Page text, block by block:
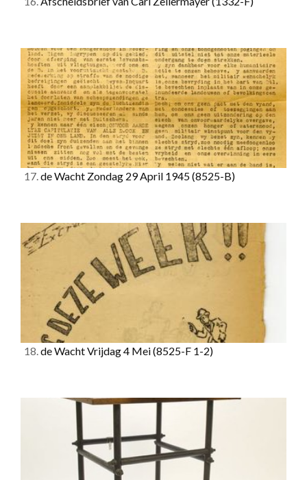
17.de Wacht Zondag 29 April 1945(8525-B)
18.de Wacht Vrijdag 4 Mei(8525-F 1-2)